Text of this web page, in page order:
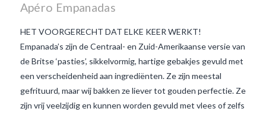
Apéro Empanadas
HET VOORGERECHT DAT ELKE KEER WERKT!
Empanada’s zijn de Centraal- en Zuid-Amerikaanse versie van
de Britse ‘pasties’, sikkelvormig, hartige gebakjes gevuld met
een verscheidenheid aan ingrediënten. Ze zijn meestal
gefrituurd, maar wij bakken ze liever tot gouden perfectie. Ze
zijn vrij veelzijdig en kunnen worden gevuld met vlees of zelfs